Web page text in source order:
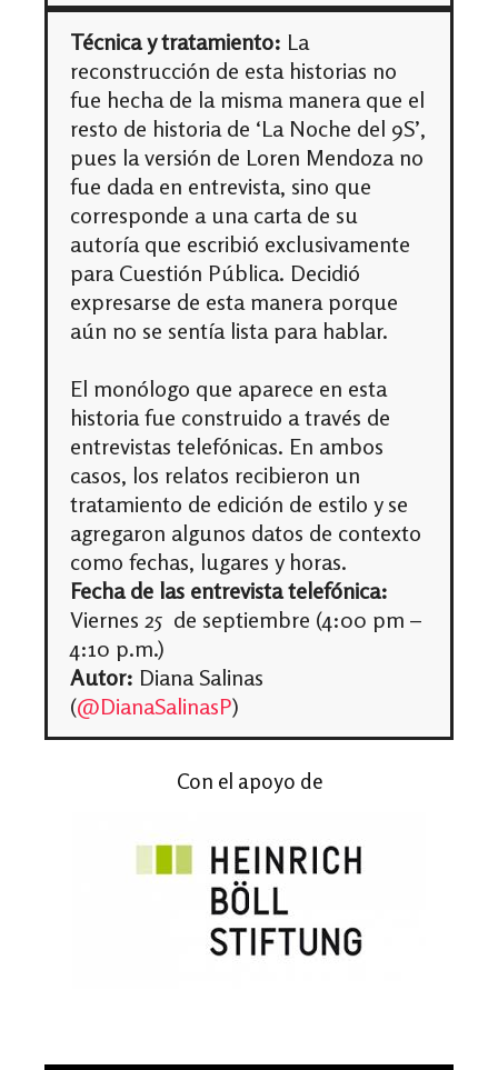
Técnica y tratamiento: La
reconstrucción de esta historias no
fue hecha de la misma manera que el
resto de historia de ‘La Noche del 9S’,
pues la versión de Loren Mendoza no
fue dada en entrevista, sino que
corresponde a una carta de su
autoría que escribió exclusivamente
para Cuestión Pública. Decidió
expresarse de esta manera porque
aún no se sentía lista para hablar.
El monólogo que aparece en esta
historia fue construido a través de
entrevistas telefónicas. En ambos
casos, los relatos recibieron un
tratamiento de edición de estilo y se
agregaron algunos datos de contexto
como fechas, lugares y horas.
Fecha de las entrevista telefónica:
Viernes 25 de septiembre (4:00 pm –
4:10 p.m.)
Autor: Diana Salinas
(@DianaSalinasP)
Con el apoyo de